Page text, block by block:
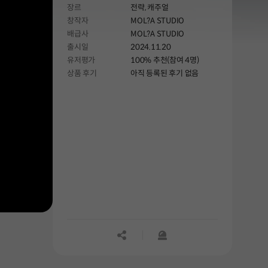
가방과 무작위로 배치되는 아이템을 통해
적들을 물리쳐보세요!
장르 전략,캐주얼
창작자
MOL?A STUDIO
배급사
MOL?A STUDIO
출시일
2024.11.20
유저평가
100% 추천(참여 4명)
상품 후기
아직 등록된 후기 없음
공유하기신고하기